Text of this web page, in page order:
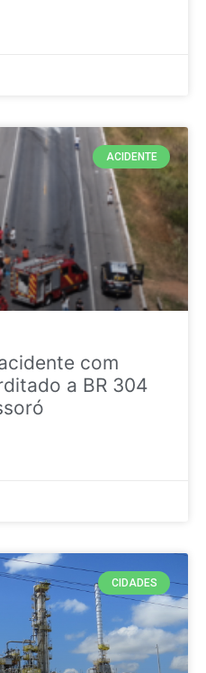
ACIDENTE
com
a BR 304
CIDADES